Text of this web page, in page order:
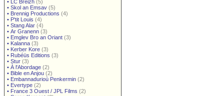
• LC Breizh (5)
• Skol an Emsav (5)
• Brennig Productions (4)
• P'tit Louis (4)
• Stang Alar (4)
• Ar Granenn (3)
• Emglev Bro an Oriant (3)
• Kalanna (3)
• Kerber Kore (3)
• Rubéüs Editions (3)
• Stur (3)
• À l'Abordage (2)
• Bible en Anjou (2)
• Embannadurioù Penkermin (2)
• Evertype (2)
• France 3 Ouest / JPL Films (2)